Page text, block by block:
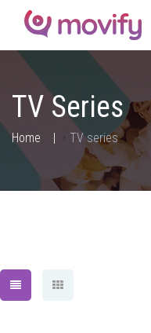
TV Series
Home ; TV series